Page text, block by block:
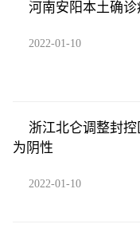
河南安阳本土确
2022-01-10
浙江北仑调整封
为阴性
2022-01-10